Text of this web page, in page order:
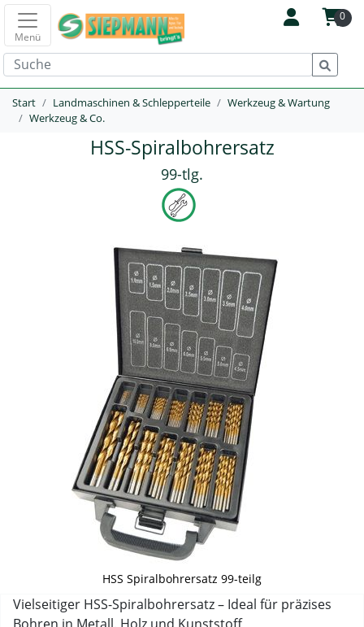
0
Menü
Start Landmaschinen & Schlepperteile
Werkzeug & Wartung
Werkzeug & Co.
HSS-Spiralbohrersatz
99-tlg.
HSS Spiralbohrersatz 99-teilg
Vielseitiger HSS-Spiralbohrersatz – Ideal für präzises